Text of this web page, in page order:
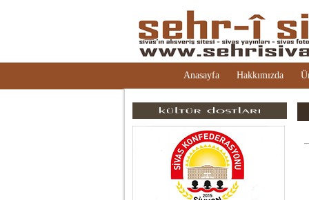
Anasayfa Hakkımızda